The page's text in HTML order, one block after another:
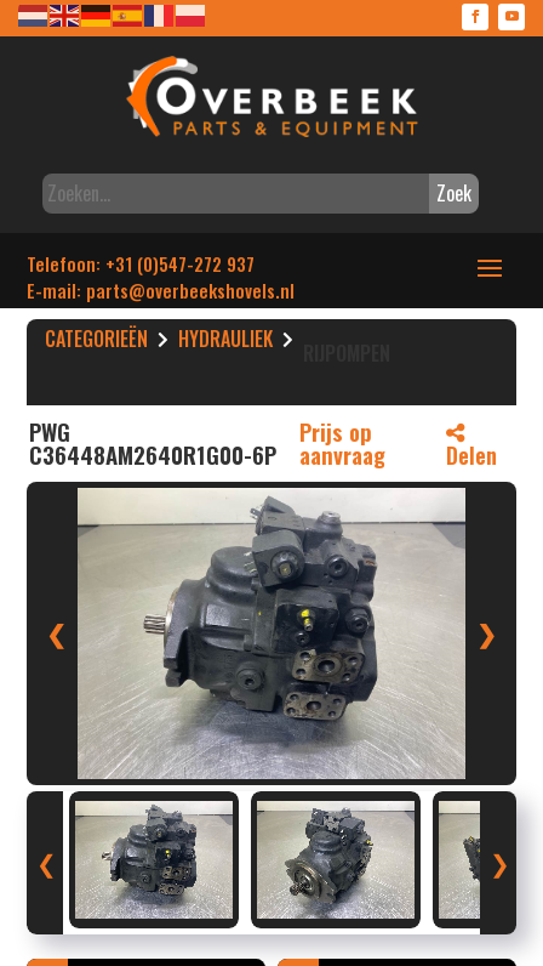
Zoek
Telefoon: +31 (0)547-272 937
E-mail: parts@overbeekshovels.nl
CATEGORIEËN HYDRAULIEK
PWG
C36448AM2640R1G00-6P
Prijs op
aanvraag Delen
❮ ❯
❮ ❯